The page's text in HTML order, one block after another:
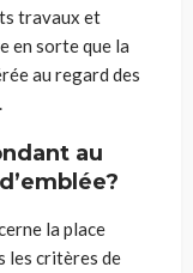
travaux et
en sorte que la
au regard des
au
la place
les critères de